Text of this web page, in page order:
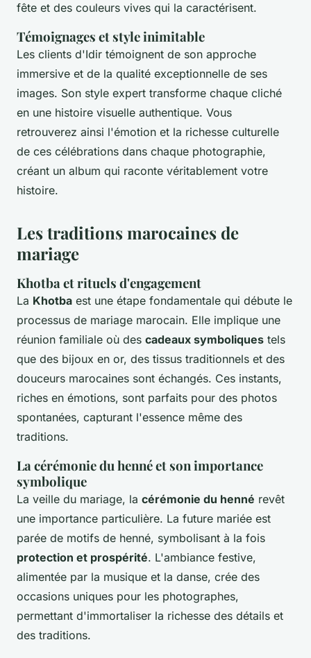
fête et des couleurs vives qui la caractérisent.
Témoignages et style inimitable
Les clients d'Idir témoignent de son approche
immersive et de la qualité exceptionnelle de ses
images. Son style expert transforme chaque cliché
en une histoire visuelle authentique. Vous
retrouverez ainsi l'émotion et la richesse culturelle
de ces célébrations dans chaque photographie,
créant un album qui raconte véritablement votre
histoire.
Les traditions marocaines de
mariage
Khotba et rituels d'engagement
La Khotba est une étape fondamentale qui débute le
processus de mariage marocain. Elle implique une
réunion familiale où des cadeaux symboliques tels
que des bijoux en or, des tissus traditionnels et des
douceurs marocaines sont échangés. Ces instants,
riches en émotions, sont parfaits pour des photos
spontanées, capturant l'essence même des
traditions.
La cérémonie du henné et son importance
symbolique
La veille du mariage, la cérémonie du henné revêt
une importance particulière. La future mariée est
parée de motifs de henné, symbolisant à la fois
protection et prospérité. L'ambiance festive,
alimentée par la musique et la danse, crée des
occasions uniques pour les photographes,
permettant d'immortaliser la richesse des détails et
des traditions.